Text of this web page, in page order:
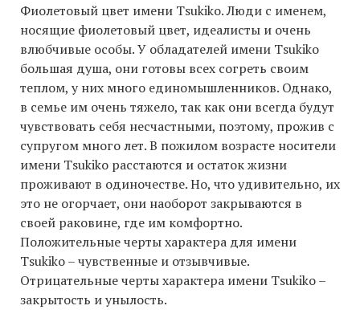
Фиолетовый цвет имени Tsukiko. Люди с именем,
носящие фиолетовый цвет, идеалисты и очень
влюбчивые особы. У обладателей имени Tsukiko
большая душа, они готовы всех согреть своим
теплом, у них много единомышленников. Однако,
в семье им очень тяжело, так как они всегда будут
чувствовать себя несчастными, поэтому, прожив с
супругом много лет. В пожилом возрасте носители
имени Tsukiko расстаются и остаток жизни
проживают в одиночестве. Но, что удивительно, их
это не огорчает, они наоборот закрываются в
своей раковине, где им комфортно.
Положительные черты характера для имени
Tsukiko – чувственные и отзывчивые.
Отрицательные черты характера имени Tsukiko –
закрытость и унылость.